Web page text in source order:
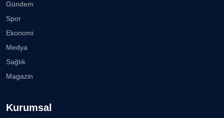
Gündem
Spor
Ekonomi
Medya
Sağlık
Magazin
Kurumsal